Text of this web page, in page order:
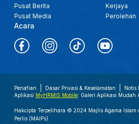
Pusat Berita
Pusat Media
Acara
Kerjaya
Perolehan
Penafian Dasar Privasi & Keselamatan
Notis
Aplikasi MyHRMIS Mobile: Galeri Aplikasi Mudah
Hakcipta Terpelihara © 2024 Majlis Agama Islam
Perlis (MAIPs).